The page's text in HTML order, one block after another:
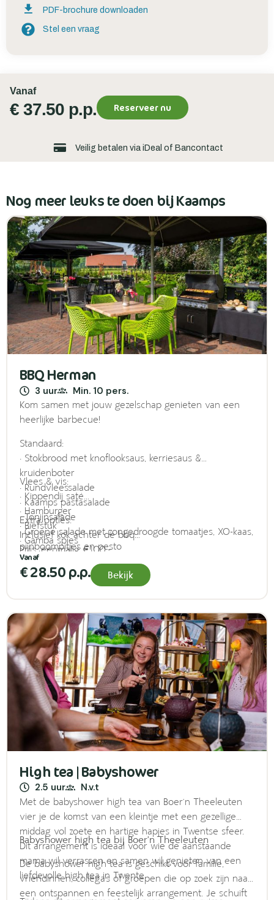
PDF-brochure downloaden
Stel een vraag
Vanaf
€ 37.50 p.p. Reserveer nu
Veilig betalen via iDeal of Bancontact
Nog meer leuks te doen bij Kaamps
BBQ Herman
3 uur Min. 10 pers.
Kom samen met jouw gezelschap genieten van een
heerlijke barbecue!
Standaard:
• Stokbrood met knoflooksaus, kerriesaus &
kruidenboter
• Rundvleessalade
• Kaamps pastasalade
• Tonijnsalade
• Groene salade met zongedroogde tomaatjes, XO-kaas,
pijnboompitjes en pesto
• Verse meloensalade
• Satésaus
Vlees & vis:
• Kippendij saté
• Hamburger
• Biefstuk
• Gamba spies
• Karbonade
• Zalm ‘en papillote’
Extra opties:
Inclusief kok achter de bbq
Prijs: eenmalig €100,-
€ 28.50 p.p. Bekijk
High tea | Babyshower
2.5 uur N.v.t
Met de babyshower high tea van Boer’n Theeleuten
vier je de komst van een kleintje met een gezellige
middag vol zoete en hartige hapjes in Twentse sfeer.
Dit arrangement is ideaal voor wie de aanstaande
mama wil verrassen en samen wil genieten van een
liefdevolle high tea in Twente.
Babyshower high tea bij Boer’n Theeleuten
De babyshower high tea is geschikt voor familie,
vriendinnen, collega’s of groepen die op zoek zijn naar
een ontspannen en feestelijk arrangement. Je schuift